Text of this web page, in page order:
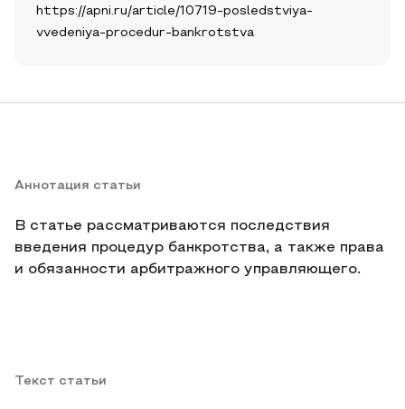
https://apni.ru/article/10719-posledstviya-
vvedeniya-procedur-bankrotstva
Аннотация статьи
В статье рассматриваются последствия
введения процедур банкротства, а также права
и обязанности арбитражного управляющего.
Текст статьи